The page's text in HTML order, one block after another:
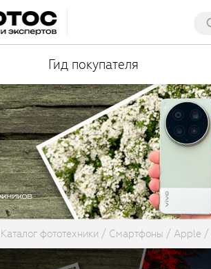
Гид покупателя
Каталог фототехники Смартфоны Apple